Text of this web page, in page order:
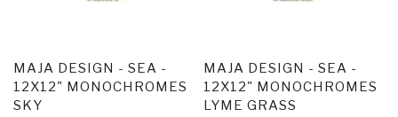
MAJA DESIGN - SEA -
12X12" MONOCHROMES
SKY
MAJA DESIGN - SEA -
12X12" MONOCHROMES
LYME GRASS